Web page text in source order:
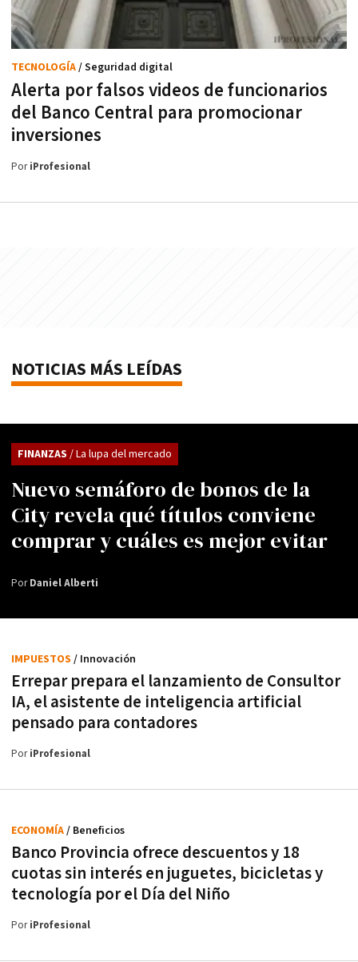
Alerta por falsos videos de funcionarios
del Banco Central para promocionar
inversiones
TECNOLOGÍA/ Seguridad digital
PoriProfesional
NOTICIAS MÁS LEÍDAS
Nuevo semáforo de bonos de la
City revela qué títulos conviene
comprar y cuáles es mejor evitar
FINANZAS / La lupa del mercado
PorDaniel Alberti
Errepar prepara el lanzamiento de Consultor
IA, el asistente de inteligencia artificial
pensado para contadores
IMPUESTOS / Innovación
PoriProfesional
Banco Provincia ofrece descuentos y 18
cuotas sin interés en juguetes, bicicletas y
tecnología por el Día del Niño
ECONOMÍA/ Beneficios
PoriProfesional